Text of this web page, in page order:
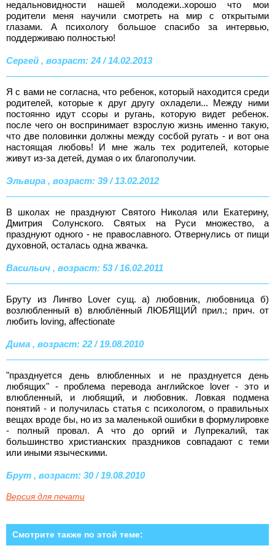
недальновидности нашей молодежи..хорошо что мои
родители меня научили смотреть на мир с открытыми
глазами. А психологу большое спасибо за интервью,
поддерживаю полностью!
Сергей , возраст: 24 / 14.02.2013
Я с вами не согласна, что ребенок, который находится среди
родителей, которые к друг другу охладели... Между ними
постоянно идут ссоры и ругань, которую видет ребенок.
после чего он воспринимает взрослую жизнь именно такую,
что две половинки должны между сосбой ругать - и вот она
настоящая любовь! И мне жаль тех родителей, которые
живут из-за детей, думая о их благополучии.
Эльвира , возраст: 39 / 13.02.2012
В школах не празднуют Святого Николая или Екатерину,
Дмитрия Солунского. Святых на Руси множество, а
празднуют одного - не православного. Отвернулись от пищи
духовной, осталась одна жвачка.
Васильич , возраст: 53 / 16.02.2011
Бруту из Лингво Lover сущ. а) любовник, любовница б)
возлюбленный в) влюблённый ЛЮБЯЩИЙ прил.; прич. от
любить loving, affectionate
Дима , возраст: 22 / 19.08.2010
"празднуется день влюбленных и не празднуется день
любящих" - проблема перевода английское lover - это и
влюбленный, и любящий, и любовник. Ловкая подмена
понятий - и получилась статья с психологом, о правильных
вещах вроде бы, но из за маленькой ошибки в формулировке
- полный провал. А что до оргий и Лупрекалий, так
большинство христианских праздников совпадают с теми
или иными языческими.
Брут , возраст: 30 / 19.08.2010
Версия для печати
Смотрите также по этой теме: